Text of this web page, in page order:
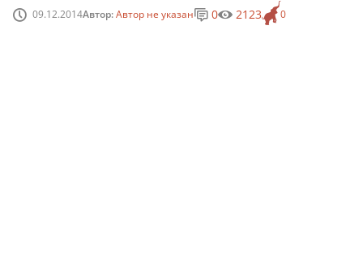
09.12.2014Автор:Автор не указан 0
0 2123